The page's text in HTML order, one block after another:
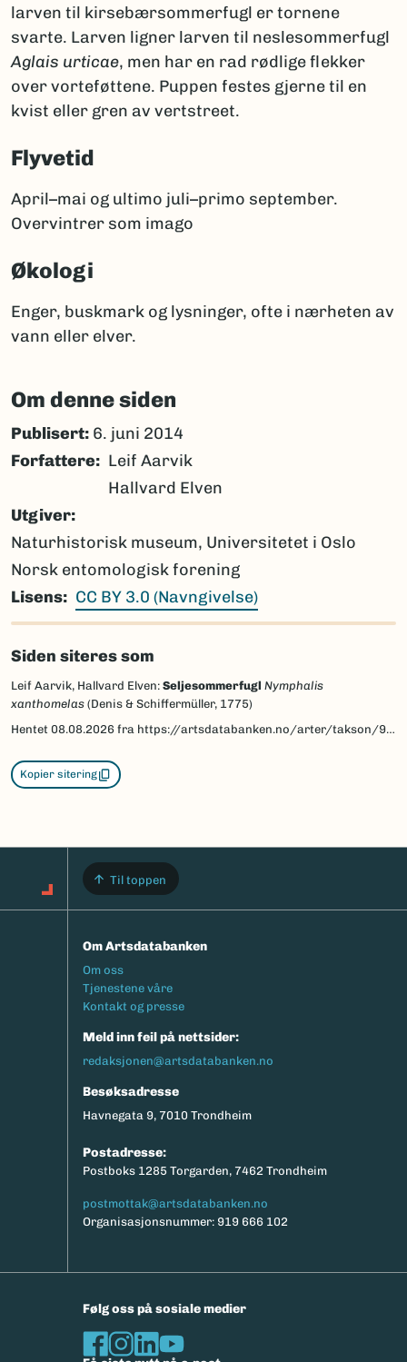
larven til kirsebærsommerfugl er tornene
svarte. Larven ligner larven til neslesommerfugl
Aglais urticae, men har en rad rødlige flekker
over vorteføttene. Puppen festes gjerne til en
kvist eller gren av vertstreet.
Flyvetid
April–mai og ultimo juli–primo september.
Overvintrer som imago
Økologi
Enger, buskmark og lysninger, ofte i nærheten av
vann eller elver.
Om denne siden
Publisert: 6. juni 2014
Forfattere
Leif Aarvik
Hallvard Elven
Utgiver
Naturhistorisk museum, Universitetet i Oslo
Norsk entomologisk forening
Lisens
CC BY 3.0 (Navngivelse)
Siden siteres som
Leif Aarvik, Hallvard Elven: Seljesommerfugl Nymphalis
xanthomelas (Denis & Schiffermüller, 1775)
Hentet 08.08.2026 fra https://artsdatabanken.no/arter/takson/96865/beskrivelse
Kopier sitering
Til toppen
Om Artsdatabanken
Footermeny
Om oss
Tjenestene våre
Kontakt og presse
Meld inn feil på nettsider:
redaksjonen@artsdatabanken.no
Besøksadresse
Havnegata 9, 7010 Trondheim
Postadresse:
Postboks 1285 Torgarden, 7462 Trondheim
postmottak@artsdatabanken.no
Organisasjonsnummer: 919 666 102
Følg oss på sosiale medier